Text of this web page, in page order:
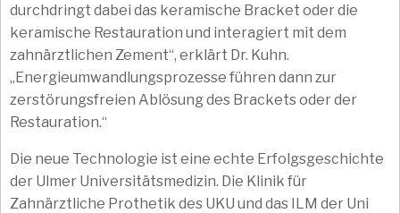
durchdringt dabei das keramische Bracket oder die
keramische Restauration und interagiert mit dem
zahnärztlichen Zement“, erklärt Dr. Kuhn.
„Energieumwandlungsprozesse führen dann zur
zerstörungsfreien Ablösung des Brackets oder der
Restauration.“
Die neue Technologie ist eine echte Erfolgsgeschichte
der Ulmer Universitätsmedizin. Die Klinik für
Zahnärztliche Prothetik des UKU und das ILM der Uni